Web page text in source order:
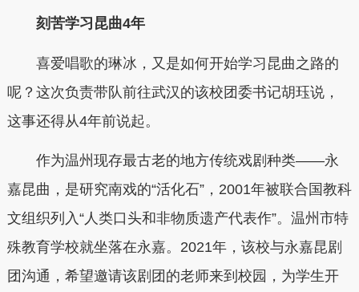
刻苦学习昆曲4年
喜爱唱歌的琳冰，又是如何开始学习昆曲之路的
呢？这次负责带队前往武汉的该校团委书记胡珏说，
这事还得从4年前说起。
作为温州现存最古老的地方传统戏剧种类——永
嘉昆曲，是研究南戏的“活化石”，2001年被联合国教科
文组织列入“人类口头和非物质遗产代表作”。温州市特
殊教育学校就坐落在永嘉。2021年，该校与永嘉昆剧
团沟通，希望邀请该剧团的老师来到校园，为学生开